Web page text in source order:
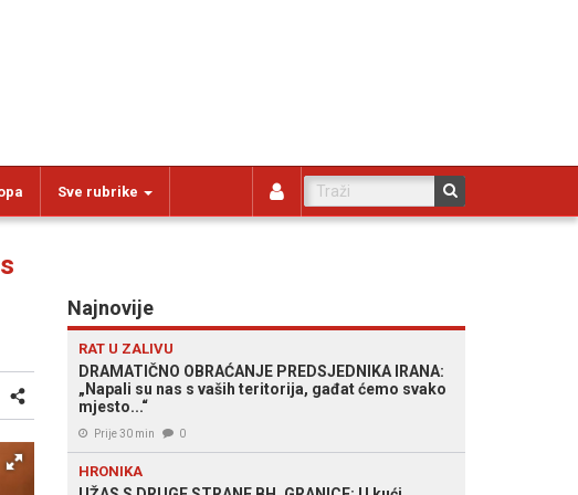
Sve rubrike
Najnovije
RAT U ZALIVU
DRAMATIČNO OBRAĆANJE PREDSJEDNIKA IRANA:
„Napali su nas s vaših teritorija, gađat ćemo svako
mjesto...“
Prije 30 min 0
HRONIKA